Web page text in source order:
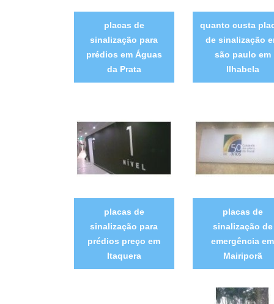
placas de
sinalização para
prédios em Águas
da Prata
quanto custa
de sinalização
são paulo em
Ilhabela
placas de
sinalização para
prédios preço em
Itaquera
placas de
sinalização de
emergência em
Mairiporã